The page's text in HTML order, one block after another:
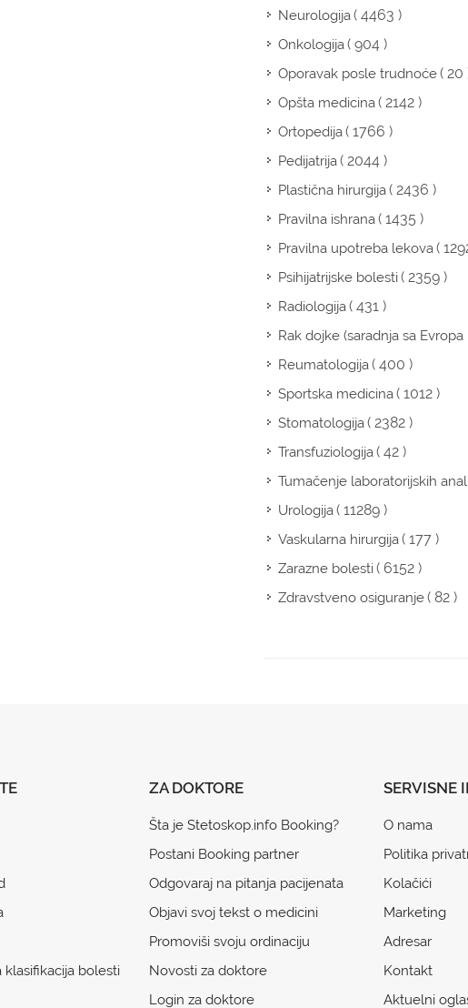
Neurologija( 4463 )
Onkologija( 904 )
Oporavak posle trudnoće( 20
Opšta medicina( 2142 )
Ortopedija( 1766 )
Pedijatrija( 2044 )
Plastična hirurgija( 2436 )
Pravilna ishrana( 1435 )
Pravilna upotreba lekova(
Psihijatrijske bolesti( 2359 )
Radiologija( 431 )
Rak dojke (saradnja sa Evropa
Reumatologija( 400 )
Sportska medicina( 1012 )
Stomatologija( 2382 )
Transfuziologija( 42 )
Tumačenje laboratorijskih
Urologija( 11289 )
Vaskularna hirurgija( 177 )
Zarazne bolesti( 6152 )
Zdravstveno osiguranje( 82 )
klasifikacija bolesti
ZA DOKTORE
Šta je Stetoskop.info Booking?
Postani Booking partner
Odgovaraj na pitanja pacijenata
Objavi svoj tekst o medicini
Promoviši svoju ordinaciju
Novosti za doktore
Login za doktore
SERVISNE
O nama
Politika
Kolačići
Marketing
Adresar
Kontakt
Aktuelni